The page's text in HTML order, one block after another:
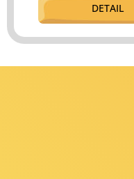
DETAIL